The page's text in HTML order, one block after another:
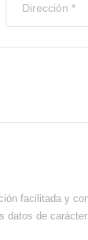
facilitada y
datos de